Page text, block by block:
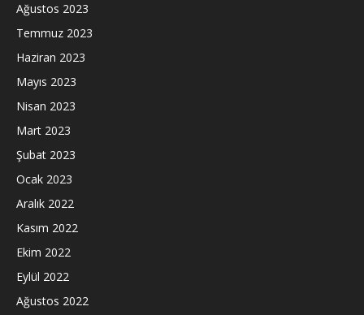
Ağustos 2023
Temmuz 2023
Haziran 2023
Mayıs 2023
Nisan 2023
Mart 2023
Şubat 2023
Ocak 2023
Aralık 2022
Kasım 2022
Ekim 2022
Eylül 2022
Ağustos 2022